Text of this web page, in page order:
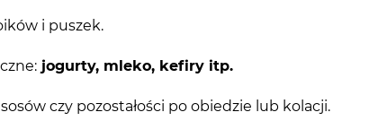
i puszek.
jogurty, mleko, kefiry itp.
czy pozostałości po obiedzie lub kolacji.